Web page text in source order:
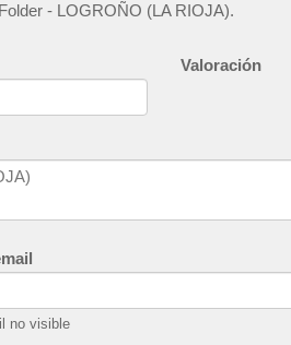
- LOGROÑO (LA RIOJA).
Valoración
no visible